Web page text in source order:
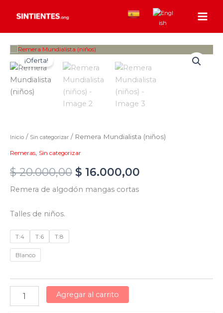
¡Oferta!
Inicio / Sin categorizar / Remera Mundialista (niños)
Remeras, Sin categorizar
$20.000,00
Original
price
was:
$ 20.000,00.
$ 16.000,00
Current
price
is:
$ 16.000,00.
Remera de algodón mangas cortas
Talles de niños.
T:4 T:6 T:8
Blanco
Remera
Mundialista
(niños)
cantidad
Agregar al carrito